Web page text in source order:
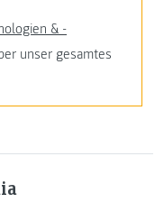
& -
unser gesamtes